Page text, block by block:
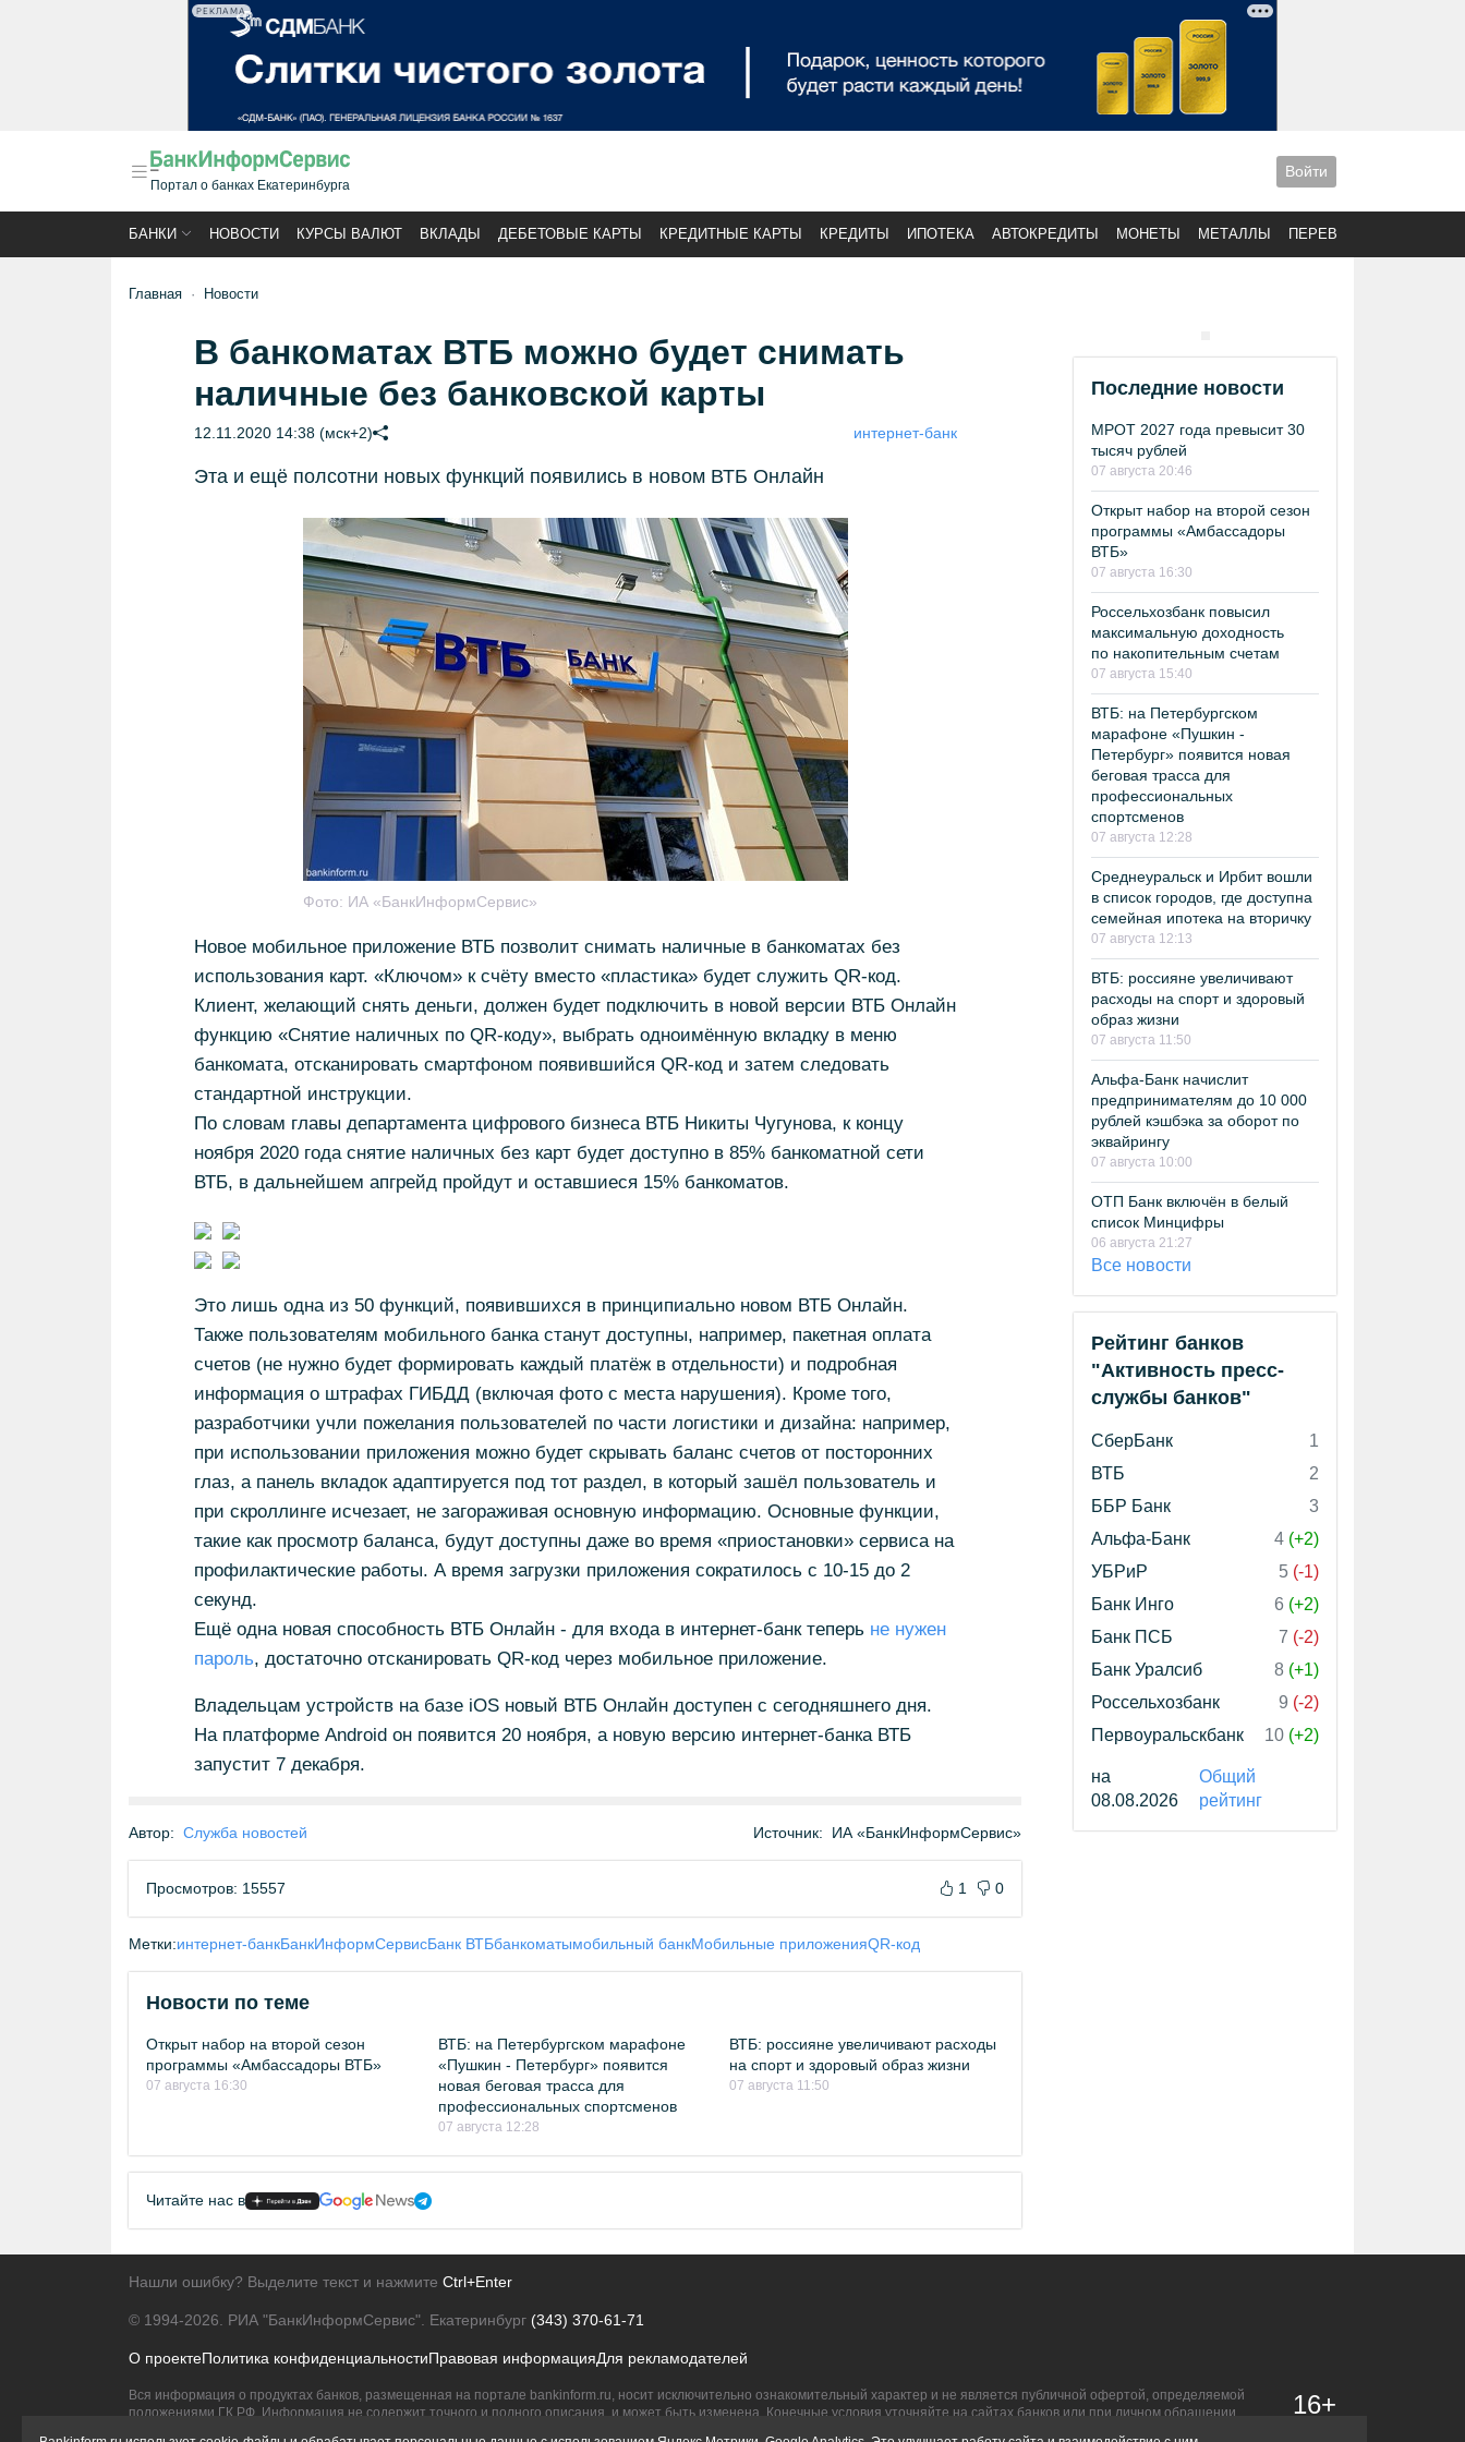
РЕКЛАМА
Портал о банках Екатеринбурга
Войти
БАНКИ НОВОСТИ КУРСЫ ВАЛЮТ ВКЛАДЫ ДЕБЕТОВЫЕ КАРТЫ КРЕДИТНЫЕ КАРТЫ КРЕДИТЫ ИПОТЕКА АВТОКРЕДИТЫ МОНЕТЫ МЕТАЛЛЫ ПЕРЕВОДЫ
Главная Новости
В банкоматах ВТБ можно будет снимать
наличные без банковской карты
12.11.2020 14:38 (мск+2) интернет-банк
Эта и ещё полсотни новых функций появились в новом ВТБ Онлайн
Фото: ИА «БанкИнформСервис»
Новое мобильное приложение ВТБ позволит снимать наличные в банкоматах без
использования карт. «Ключом» к счёту вместо «пластика» будет служить QR-код.
Клиент, желающий снять деньги, должен будет подключить в новой версии ВТБ Онлайн
функцию «Снятие наличных по QR-коду», выбрать одноимённую вкладку в меню
банкомата, отсканировать смартфоном появившийся QR-код и затем следовать
стандартной инструкции.
По словам главы департамента цифрового бизнеса ВТБ Никиты Чугунова, к концу
ноября 2020 года снятие наличных без карт будет доступно в 85% банкоматной сети
ВТБ, в дальнейшем апгрейд пройдут и оставшиеся 15% банкоматов.
Это лишь одна из 50 функций, появившихся в принципиально новом ВТБ Онлайн.
Также пользователям мобильного банка станут доступны, например, пакетная оплата
счетов (не нужно будет формировать каждый платёж в отдельности) и подробная
информация о штрафах ГИБДД (включая фото с места нарушения). Кроме того,
разработчики учли пожелания пользователей по части логистики и дизайна: например,
при использовании приложения можно будет скрывать баланс счетов от посторонних
глаз, а панель вкладок адаптируется под тот раздел, в который зашёл пользователь и
при скроллинге исчезает, не загораживая основную информацию. Основные функции,
такие как просмотр баланса, будут доступны даже во время «приостановки» сервиса на
профилактические работы. А время загрузки приложения сократилось с 10-15 до 2
секунд.
Ещё одна новая способность ВТБ Онлайн - для входа в интернет-банк теперь не нужен
пароль, достаточно отсканировать QR-код через мобильное приложение.
Владельцам устройств на базе iOS новый ВТБ Онлайн доступен с сегодняшнего дня.
На платформе Android он появится 20 ноября, а новую версию интернет-банка ВТБ
запустит 7 декабря.
Автор: Служба новостей Источник: ИА «БанкИнформСервис»
Просмотров: 15557 1 0
Метки:интернет-банкБанкИнформСервисБанк ВТБбанкоматымобильный банкМобильные приложенияQR-код
Новости по теме
Открыт набор на второй сезон
программы «Амбассадоры ВТБ»
07 августа 16:30
ВТБ: на Петербургском марафоне
«Пушкин - Петербург» появится
новая беговая трасса для
профессиональных спортсменов
07 августа 12:28
ВТБ: россияне увеличивают расходы
на спорт и здоровый образ жизни
07 августа 11:50
Читайте нас в
Последние новости
МРОТ 2027 года превысит 30
тысяч рублей
07 августа 20:46
Открыт набор на второй сезон
программы «Амбассадоры
ВТБ»
07 августа 16:30
Россельхозбанк повысил
максимальную доходность
по накопительным счетам
07 августа 15:40
ВТБ: на Петербургском
марафоне «Пушкин -
Петербург» появится новая
беговая трасса для
профессиональных
спортсменов
07 августа 12:28
Среднеуральск и Ирбит вошли
в список городов, где доступна
семейная ипотека на вторичку
07 августа 12:13
ВТБ: россияне увеличивают
расходы на спорт и здоровый
образ жизни
07 августа 11:50
Альфа-Банк начислит
предпринимателям до 10 000
рублей кэшбэка за оборот по
эквайрингу
07 августа 10:00
ОТП Банк включён в белый
список Минцифры
06 августа 21:27
Все новости
Рейтинг банков
"Активность пресс-
службы банков"
СберБанк
1
ВТБ
2
ББР Банк
3
Альфа-Банк
4 (+2)
УБРиР
5 (-1)
Банк Инго
6 (+2)
Банк ПСБ
7 (-2)
Банк Уралсиб
8 (+1)
Россельхозбанк
9 (-2)
Первоуральскбанк
10 (+2)
на
08.08.2026
Общий
рейтинг
Нашли ошибку? Выделите текст и нажмите Ctrl+Enter
© 1994-2026. РИА "БанкИнформСервис". Екатеринбург (343) 370-61-71
О проектеПолитика конфиденциальностиПравовая информацияДля рекламодателей
Вся информация о продуктах банков, размещенная на портале bankinform.ru, носит исключительно ознакомительный характер и не является публичной офертой, определяемой
положениями ГК РФ. Информация не содержит точного и полного описания, и может быть изменена. Конечные условия уточняйте на сайтах банков или при личном обращении.
16+